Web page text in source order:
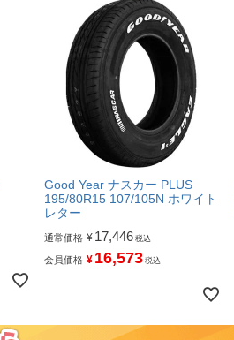
Good Year ナスカー PLUS
195/80R15 107/105N ホワイト
レター
通常価格 ¥ 17,446 税込
会員価格 ¥ 16,573 税込